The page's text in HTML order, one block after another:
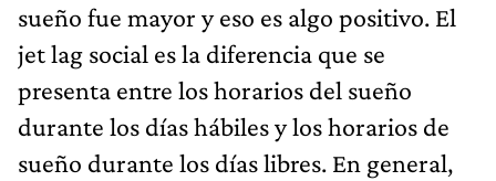
sueño fue mayor y eso es algo positivo. El
jet lag social es la diferencia que se
presenta entre los horarios del sueño
durante los días hábiles y los horarios de
sueño durante los días libres. En general,